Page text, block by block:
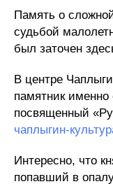
Память о
судьбой
был заточен
В центре
памятник
посвященный
чаплыгин-
Интересно, что
попавший в